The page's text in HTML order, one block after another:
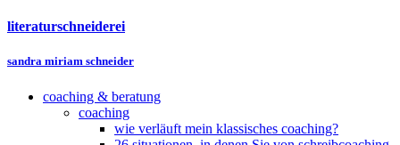
literaturschneiderei
sandra miriam schneider
coaching & beratung
coaching
wie verläuft mein klassisches coaching?